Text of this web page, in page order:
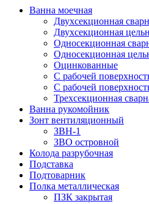
Ванна моечная
Двухсекционная
Двухсекционная
Односекционная
Односекционная
Оцинкованные
С рабочей
С рабочей
Трехсекционная
Ванна рукомойник
Зонт вентиляционный
ЗВН-1
ЗВО островной
Колода разрубочная
Подставка
Подтоварник
Полка металлическая
ПЗК закрытая